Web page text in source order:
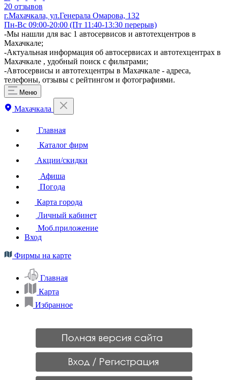
20 отзывов
г.Махачкала, ул.Генерала Омарова, 132
Пн-Вс 09:00-20:00 (Пт 11:40-13:30 перерыв)
-Мы нашли для вас 1 автосервисов и автотехцентров в
Махачкале;
-Актуальная информация об автосервисах и автотехцентрах в
Махачкале , удобный поиск с фильтрами;
-Автосервисы и автотехцентры в Махачкале - адреса,
телефоны, отзывы с рейтингом и фотографиями.
Меню
Махачкала
Главная
Каталог фирм
Акции/скидки
Афиша
Погода
Карта города
Личный кабинет
Моб.приложение
Вход
Фирмы на карте
Главная
Карта
Избранное